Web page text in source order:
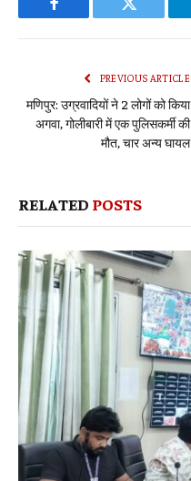
Facebook Twitter
PREVIOUS ARTICLE
मणिपुर: उग्रवादियों ने 2 लोगों को किया
अगवा, गोलीबारी में एक पुलिसकर्मी की
मौत, चार अन्य घायल
RELATED POSTS